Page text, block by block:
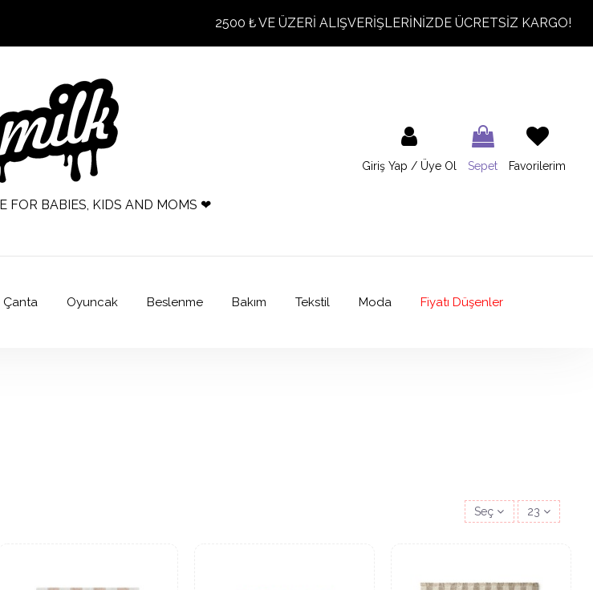
2500 ₺ VE ÜZERİ ALIŞVERİŞLERİNİZDE ÜCRETSİZ KARGO!
FOR BABIES, KIDS AND MOMS ❤
Giriş Yap / Üye Ol Sepet Favorilerim
Çanta Oyuncak Beslenme Bakım Tekstil Moda Fiyatı Düşenler
Seç 23